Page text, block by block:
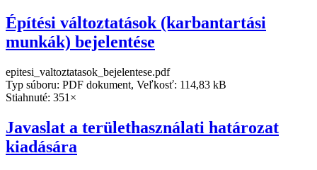
Építési változtatások (karbantartási
munkák) bejelentése
epitesi_valtoztatasok_bejelentese.pdf
Typ súboru: PDF dokument, Veľkosť: 114,83 kB
Stiahnuté: 351×
Javaslat a területhasználati határozat
kiadására